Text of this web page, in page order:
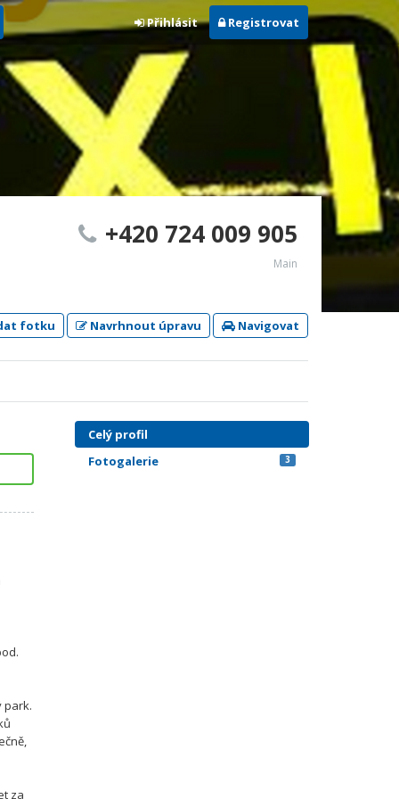
Přihlásit Registrovat
+420 724 009 905
Main
fotku Navrhnout úpravu Navigovat
park.
za
Celý profil
Fotogalerie
3